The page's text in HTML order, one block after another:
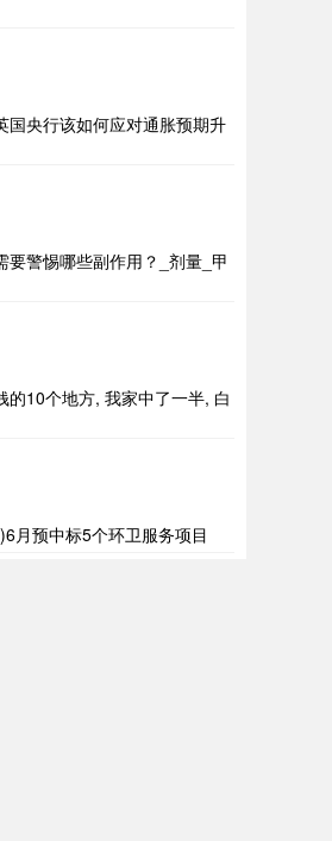
国央行该如何应对通胀预期升
警惕哪些副作用？_剂量_甲
10个地方, 我家中了一半, 白
月预中标5个环卫服务项目